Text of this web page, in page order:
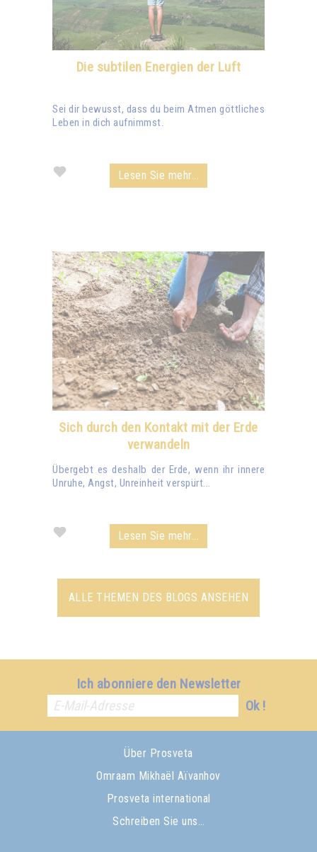
Die subtilen Energien der Luft
Sei dir bewusst, dass du beim Atmen göttliches
Leben in dich aufnimmst.
Lesen Sie mehr...
Sich durch den Kontakt mit der Erde
verwandeln
Übergebt es deshalb der Erde, wenn ihr innere
Unruhe, Angst, Unreinheit verspürt...
Lesen Sie mehr...
ALLE THEMEN DES BLOGS ANSEHEN
Ich abonniere den Newsletter
Ok !
Über Prosveta
Omraam Mikhaël Aïvanhov
Prosveta international
Schreiben Sie uns…